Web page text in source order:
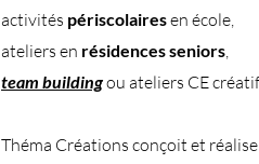
activités périscolairesen école,
ateliers en résidences seniors,
team buildingou ateliers CE
Théma Créations conçoit et